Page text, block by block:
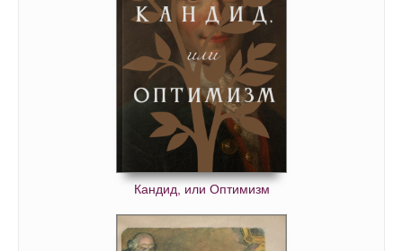
Кандид, или Оптимизм